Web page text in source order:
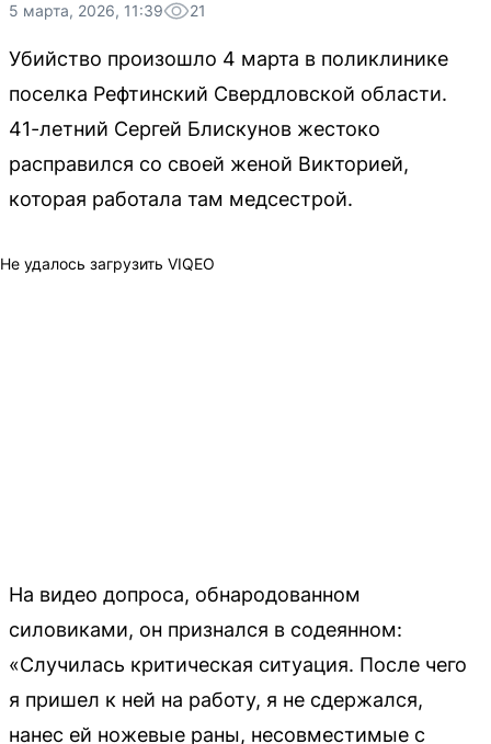
5 марта, 2026, 11:39 21
Убийство произошло 4 марта в поликлинике
поселка Рефтинский Свердловской области.
41-летний Сергей Блискунов жестоко
расправился со своей женой Викторией,
которая работала там медсестрой.
Не удалось загрузить VIQEO
На видео допроса, обнародованном
силовиками, он признался в содеянном:
«Случилась критическая ситуация. После чего
я пришел к ней на работу, я не сдержался,
нанес ей ножевые раны, несовместимые с